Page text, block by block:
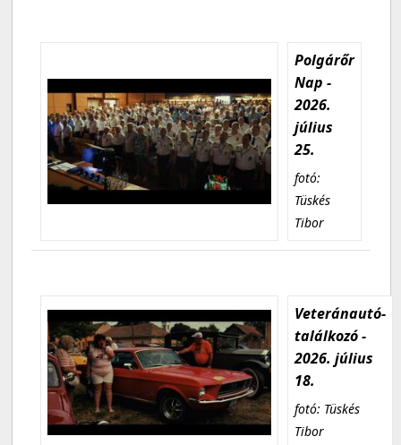
Polgárőr
Nap -
2026.
július
25.
fotó:
Tüskés
Tibor
Veteránautó-
találkozó -
2026. július
18.
fotó: Tüskés
Tibor